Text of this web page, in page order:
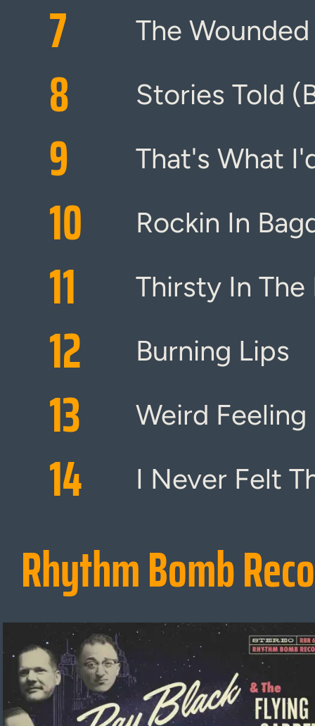
7 The
8 Stories Told
9 That's What
10 Rockin In
11 Thirsty In The
12 Burning Lips
13 Weird Feeling
14 I Never Felt
Rhythm Bomb